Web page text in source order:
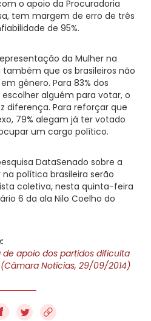
o apoio da Procuradoria
tem margem de erro de três
de 95%.
da Mulher na
também que os brasileiros não
gênero. Para 83% dos
alguém para votar, o
diferença. Para reforçar que
79% alegam já ter votado
um cargo político.
DataSenado sobre a
política brasileira serão
coletiva, nesta quinta-feira
6 da ala Nilo Coelho do
apoio dos partidos dificulta
Notícias, 29/09/2014)
f